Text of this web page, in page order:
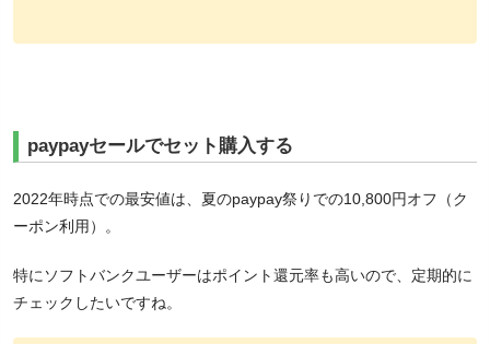
paypayセールでセット購入する
2022年時点での最安値は、夏のpaypay祭りでの10,800円オフ（ク
ーポン利用）。
特にソフトバンクユーザーはポイント還元率も高いので、定期的に
チェックしたいですね。